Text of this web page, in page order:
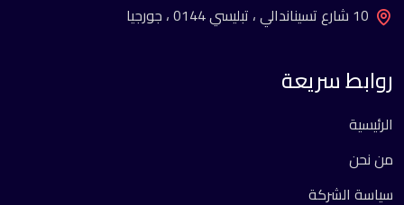
10 شارع تسيناندالي ، تبليسي 0144 ، جورجيا
روابط سريعة
الرئيسية
من نحن
سياسة الشركة